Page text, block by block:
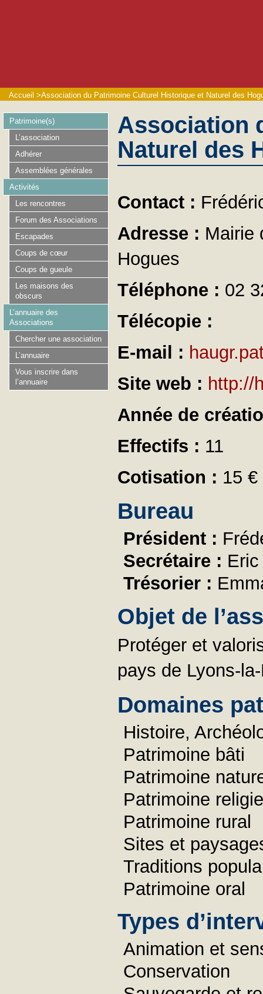
Accueil >Association du Patrimoine Culturel Historique et Naturel des
Association
Naturel des
Contact :
Adresse : Mairie
Hogues
Téléphone : 02
Télécopie :
E-mail :
Site web : http://
Année de
Effectifs : 11
Cotisation : 15 €
Bureau
Président :
Secrétaire :
Trésorier :
Objet de
Protéger et
pays de Lyons-
Domaines
Histoire,
Patrimoine bâti
Patrimoine
Patrimoine
Patrimoine rural
Sites et
Traditions
Patrimoine oral
Types
Animation et
Conservation
Patrimoine(s)
L’association
Adhérer
Assemblées générales
Activités
Les rencontres
Forum des Associations
Escapades
Coups de cœur
Coups de gueule
Les maisons des
obscurs
L’annuaire des
Associations
Chercher une association
L’annuaire
Vous inscrire dans
l’annuaire